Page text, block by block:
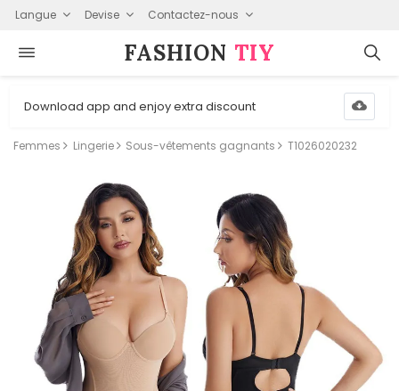
Langue Devise Contactez-nous
FASHION⁠ TIY
Download app and enjoy extra discount
Femmes Lingerie Sous-vêtements gagnants T1026020232